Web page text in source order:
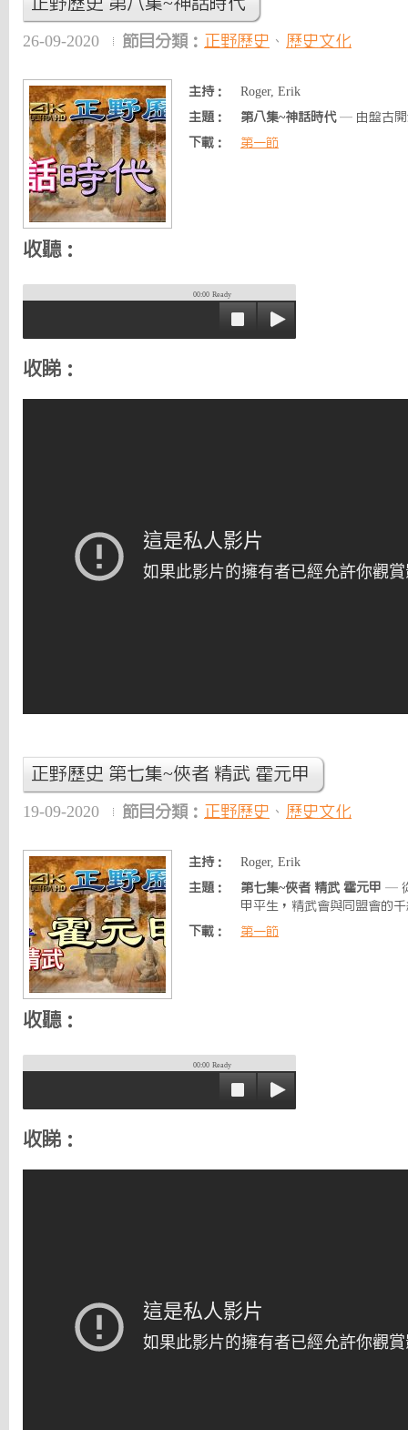
正野歷史 第八集~神話時代
26-09-2020 節目分類： 正野歷史 、 歷史文化
主持：
Roger, Erik
主題：
第八集~神話時代— 由盤古開
下載：
第一節
收聽：
00:00 Ready
收睇：
正野歷史 第七集~俠者 精武 霍元甲
19-09-2020 節目分類： 正野歷史 、 歷史文化
主持：
Roger, Erik
主題：
第七集~俠者 精武 霍元甲 —
甲平生，精武會與同盟會的
下載：
第一節
收聽：
00:00 Ready
收睇：